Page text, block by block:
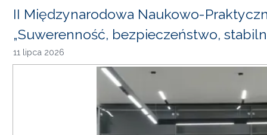
II Międzynarodowa Naukowo-
„Suwerenność, bezpieczeństwo,
11 lipca 2026